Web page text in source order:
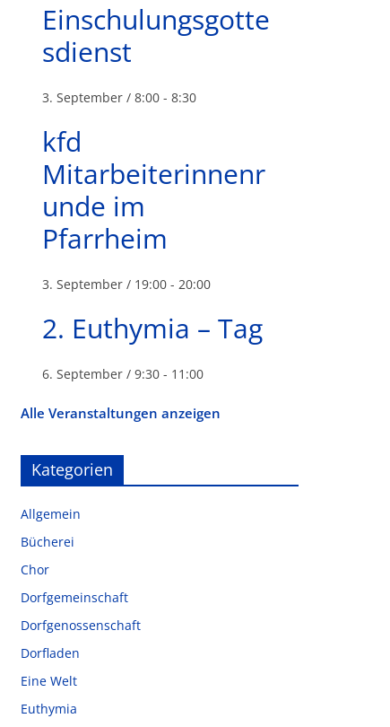
Einschulungsgotte
sdienst
3. September / 8:00 - 8:30
kfd
Mitarbeiterinnenr
unde im
Pfarrheim
3. September / 19:00 - 20:00
2. Euthymia – Tag
6. September / 9:30 - 11:00
Alle Veranstaltungen anzeigen
Kategorien
Allgemein
Bücherei
Chor
Dorfgemeinschaft
Dorfgenossenschaft
Dorfladen
Eine Welt
Euthymia